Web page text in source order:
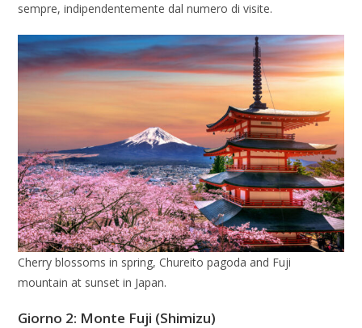
sempre, indipendentemente dal numero di visite.
Cherry blossoms in spring, Chureito pagoda and Fuji
mountain at sunset in Japan.
Giorno 2: Monte Fuji (Shimizu)